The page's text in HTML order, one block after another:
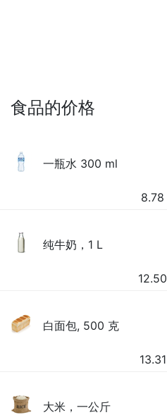
食品的价格
一瓶水 300 ml
8.78
纯牛奶，1 L
12.50
白面包, 500 克
13.31
大米，一公斤